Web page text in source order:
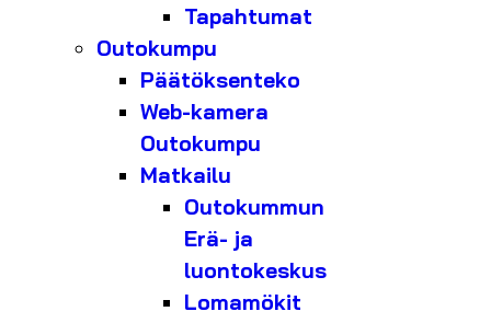
Tapahtumat
Outokumpu
Päätöksenteko
Web-kamera
Outokumpu
Matkailu
Outokummun
Erä- ja
luontokeskus
Lomamökit